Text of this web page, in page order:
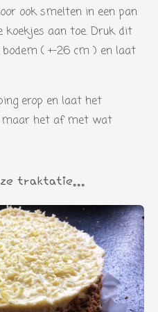
ook smelten in een pan
koekjes aan toe. Druk dit
( +-26 cm ) en laat
erop en laat het
maar het af met wat
traktatie...